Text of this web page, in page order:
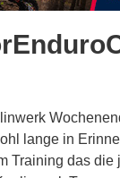
lange in
Training das